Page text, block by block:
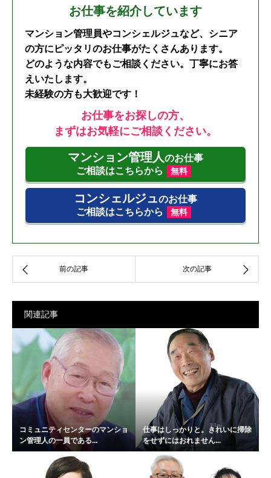
お仕事を紹介しています
マンション管理員やコンシェルジュなど、シニア
の方にピッタリのお仕事がたくさんあります。
どのような内容でもご相談ください。丁寧にお答
えいたします。
未経験の方も大歓迎です！
お仕事をお探しの方、
まずはお気軽にご相談ください。
マンション管理人のお仕事
ご相談はこちらから
無料
コンシェルジュのお仕事
ご相談はこちらから
無料
関連記事
コミュニティセンターのマンショ
ン管理人の一員である...
仕事はしっかりと。きれいに掃除
をせずにはおれません...